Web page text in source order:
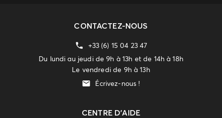
CONTACTEZ-NOUS
+33 (6) 15 04 23 47
Du lundi au jeudi de 9h à 13h et de 14h à 18h
Le vendredi de 9h à 13h
Écrivez-nous !
CENTRE D'AIDE